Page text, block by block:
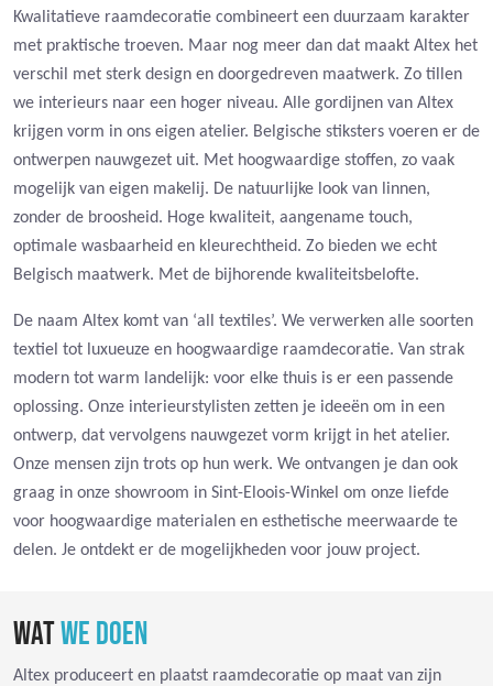
Kwalitatieve raamdecoratie combineert een duurzaam karakter
met praktische troeven. Maar nog meer dan dat maakt Altex het
verschil met sterk design en doorgedreven maatwerk. Zo tillen
we interieurs naar een hoger niveau. Alle gordijnen van Altex
krijgen vorm in ons eigen atelier. Belgische stiksters voeren er de
ontwerpen nauwgezet uit. Met hoogwaardige stoffen, zo vaak
mogelijk van eigen makelij. De natuurlijke look van linnen,
zonder de broosheid. Hoge kwaliteit, aangename touch,
optimale wasbaarheid en kleurechtheid. Zo bieden we echt
Belgisch maatwerk. Met de bijhorende kwaliteitsbelofte.
De naam Altex komt van ‘all textiles’. We verwerken alle soorten
textiel tot luxueuze en hoogwaardige raamdecoratie. Van strak
modern tot warm landelijk: voor elke thuis is er een passende
oplossing. Onze interieurstylisten zetten je ideeën om in een
ontwerp, dat vervolgens nauwgezet vorm krijgt in het atelier.
Onze mensen zijn trots op hun werk. We ontvangen je dan ook
graag in onze showroom in Sint-Eloois-Winkel om onze liefde
voor hoogwaardige materialen en esthetische meerwaarde te
delen. Je ontdekt er de mogelijkheden voor jouw project.
WATWE DOEN
Altex produceert en plaatst raamdecoratie op maat van zijn